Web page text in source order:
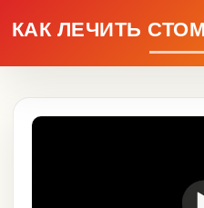
КАК ЛЕЧИТЬ